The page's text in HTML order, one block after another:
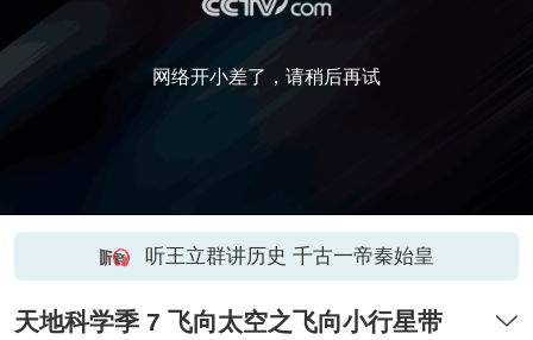
网络开小差了，请稍后再试
听王立群讲历史 千古一帝秦始皇
天地科学季 7 飞向太空之飞向小行星带